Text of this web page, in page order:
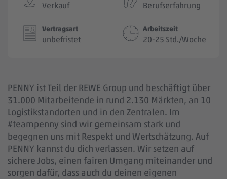
Verkauf Berufserfahrung
Vertragsart
unbefristet
Arbeitszeit
20-25 Std./Woche
PENNY ist Teil der REWE Group und beschäftigt über
31.000 Mitarbeitende in rund 2.130 Märkten, an 10
Logistikstandorten und in den Zentralen. Im
#teampenny sind wir gemeinsam stark und
begegnen uns mit Respekt und Wertschätzung. Auf
PENNY kannst du dich verlassen. Wir setzen auf
sichere Jobs, einen fairen Umgang miteinander und
sorgen dafür, dass auch du deinen eigenen